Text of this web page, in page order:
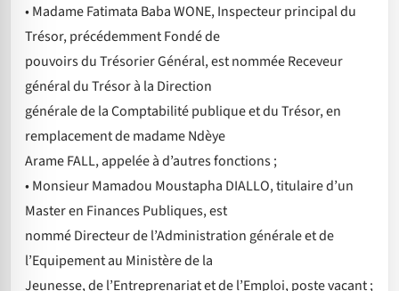
• Madame Fatimata Baba WONE, Inspecteur principal du
Trésor, précédemment Fondé de
pouvoirs du Trésorier Général, est nommée Receveur
général du Trésor à la Direction
générale de la Comptabilité publique et du Trésor, en
remplacement de madame Ndèye
Arame FALL, appelée à d’autres fonctions ;
• Monsieur Mamadou Moustapha DIALLO, titulaire d’un
Master en Finances Publiques, est
nommé Directeur de l’Administration générale et de
l’Equipement au Ministère de la
Jeunesse, de l’Entreprenariat et de l’Emploi, poste vacant ;